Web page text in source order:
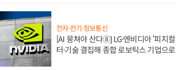
전자·전기·정보통신
[AI 뭉쳐야 산다⑧] LG·엔비디아 '피지
터·기술 결집해 종합 로보틱스 기업으로